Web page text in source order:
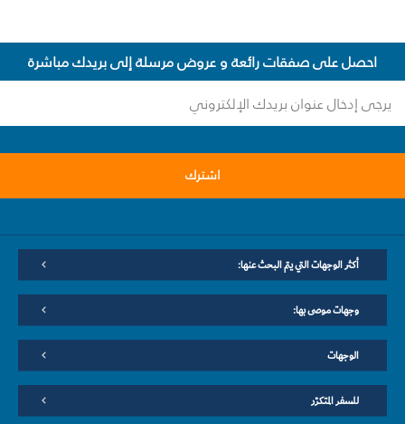
احصل على صفقات رائعة و عروض مرسلة إلى بريدك مباشرة
اشترك
أكثر الوجهات التي يتم البحث عنها:
وجهات موصى بها:
الوجهات
للسفر المتكرّر